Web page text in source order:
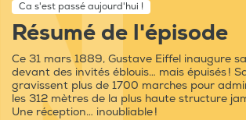
Ca s'est passé aujourd'hui !
Résumé de l'épisode
Ce 31 mars 1889, Gustave Eiffel inaugure
devant des invités éblouis… mais épuisés !
gravissent plus de 1700 marches pour
les 312 mètres de la plus haute structure
Une réception… inoubliable !